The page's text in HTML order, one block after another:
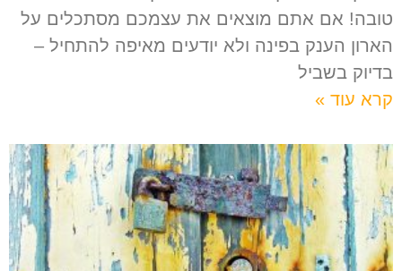
טובה! אם אתם מוצאים את עצמכם מסתכלים על
הארון הענק בפינה ולא יודעים מאיפה להתחיל –
בדיוק בשביל
קרא עוד »